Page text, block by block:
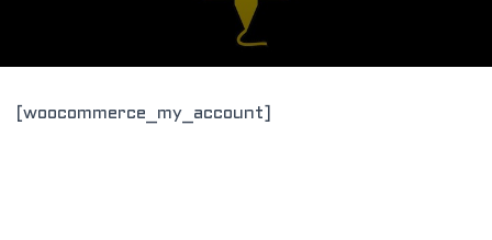
[woocommerce_my_account]